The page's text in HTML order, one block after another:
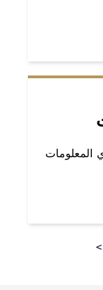
المعلومات